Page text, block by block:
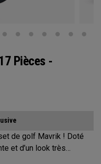
Pièces -
de golf Mavrik ! Doté
et d’un look très
plaire, à un prix